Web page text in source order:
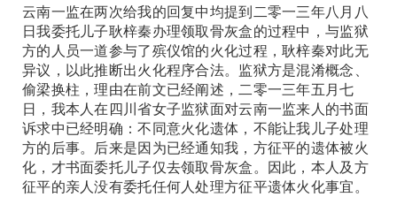
云南一监在两次给我的回复中均提到二零一三年八月八
日我委托儿子耿梓秦办理领取骨灰盒的过程中，与监狱
方的人员一道参与了殡仪馆的火化过程，耿梓秦对此无
异议，以此推断出火化程序合法。监狱方是混淆概念、
偷梁换柱，理由在前文已经阐述，二零一三年五月七
日，我本人在四川省女子监狱面对云南一监来人的书面
诉求中已经明确：不同意火化遗体，不能让我儿子处理
方的后事。后来是因为已经通知我，方征平的遗体被火
化，才书面委托儿子仅去领取骨灰盒。因此，本人及方
征平的亲人没有委托任何人处理方征平遗体火化事宜。